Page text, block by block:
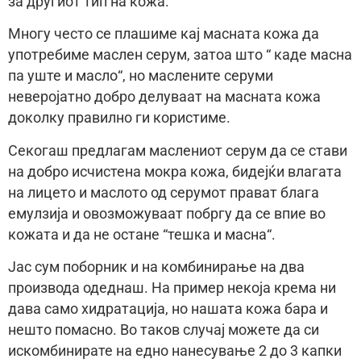
Многу често се плашиме кај масната кожа да
употребиме маслен серум, затоа што “ каде масна
па уште и масло“, но маслените серуми
неверојатно добро делуваат на масната кожа
доколку правилно ги користиме.
Секогаш предлагам маслениот серум да се стави
на добро исчистена мокра кожа, бидејќи влагата
на лицето и маслото од серумот прават блага
емулзија и овозможуваат побргу да се впие во
кожата и да не остане “тешка и масна“.
Јас сум поборник и на комбинирање на два
производа одеднаш. На пример некоја крема ни
дава само хидратација, но нашата кожа бара и
нешто помасно. Во таков случај можете да си
искомбинирате на едно нанесување 2 до 3 капки